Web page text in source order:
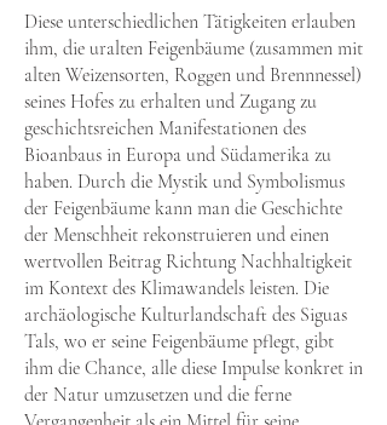
Diese unterschiedlichen Tätigkeiten erlauben
ihm, die uralten Feigenbäume (zusammen mit
alten Weizensorten, Roggen und Brennnessel)
seines Hofes zu erhalten und Zugang zu
geschichtsreichen Manifestationen des
Bioanbaus in Europa und Südamerika zu
haben. Durch die Mystik und Symbolismus
der Feigenbäume kann man die Geschichte
der Menschheit rekonstruieren und einen
wertvollen Beitrag Richtung Nachhaltigkeit
im Kontext des Klimawandels leisten. Die
archäologische Kulturlandschaft des Siguas
Tals, wo er seine Feigenbäume pflegt, gibt
ihm die Chance, alle diese Impulse konkret in
der Natur umzusetzen und die ferne